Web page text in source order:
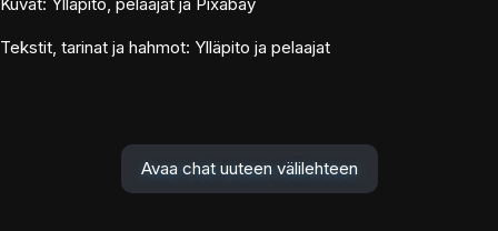
Tekstit, tarinat ja hahmot: Ylläpito ja pelaajat
Avaa chat uuteen välilehteen